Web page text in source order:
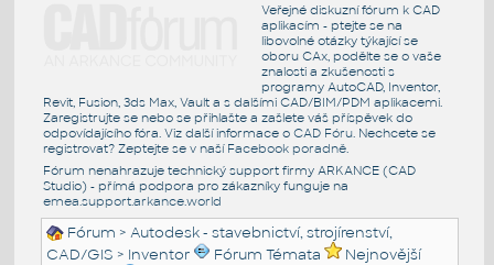
Veřejné diskuzní fórum k CAD
aplikacím - ptejte se na
libovolné otázky týkající se
oboru CAx, podělte se o vaše
znalosti a zkušenosti s
programy AutoCAD, Inventor,
Revit, Fusion, 3ds Max, Vault a s dalšími CAD/BIM/PDM aplikacemi.
Zaregistrujte se nebo se přihlašte a zašlete váš příspěvek do
odpovídajícího fóra. Viz další informace o CAD Fóru. Nechcete se
registrovat? Zeptejte se v naší Facebook poradně.
Fórum nenahrazuje technický support firmy ARKANCE (CAD
Studio) - přímá podpora pro zákazníky funguje na
emea.support.arkance.world
Fórum >Autodesk - stavebnictví, strojírenství,
CAD/GIS > Inventor Fórum Témata
Nejnovější